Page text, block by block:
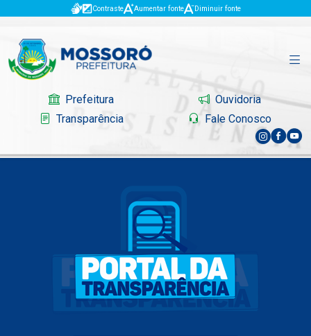
Contraste Aumentar fonte Diminuir fonte
Prefeitura
Ouvidoria
Transparência
Fale Conosco
Portal do Contribuinte